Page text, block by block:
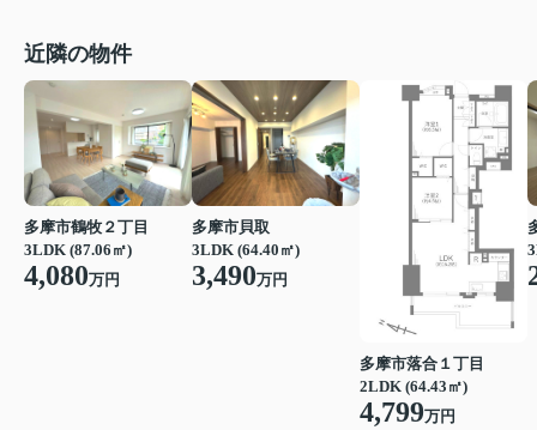
近隣の物件
多摩市鶴牧２丁目
3LDK (87.06㎡)
4,080万円
多摩市貝取
3LDK (64.40㎡)
3,490万円
多摩市落合１丁目
2LDK (64.43㎡)
4,799万円